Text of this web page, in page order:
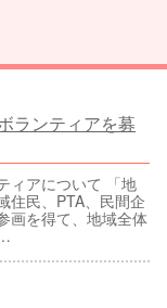
ランティアを募
ィアについて 「地
住民、PTA、民間企
画を得て、地域全体